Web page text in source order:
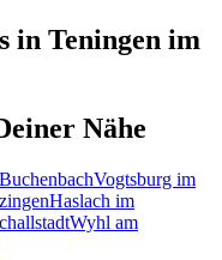
in Teningen im
Nähe
BuchenbachVogtsburg im
Haslach im
Wyhl am